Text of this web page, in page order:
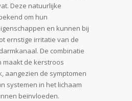
Deze natuurlijke
om hun
en kunnen bij
ernstige irritatie van de
De combinatie
de kerstroos
aangezien de symptomen
systemen in het lichaam
beïnvloeden.